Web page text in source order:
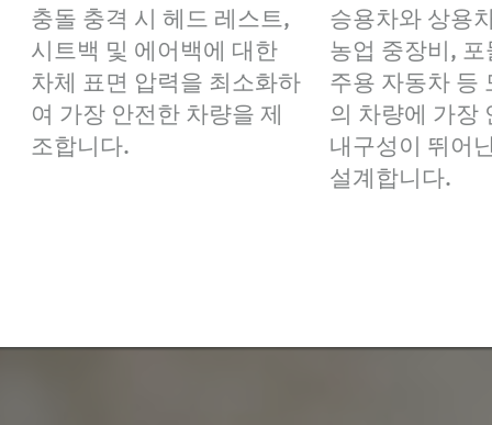
충돌 충격 시 헤드 레스트,
시트백 및 에어백에 대한
차체 표면 압력을 최소화하
여 가장 안전한 차량을 제
조합니다.
승용차와 상용
농업 중장비,
주용 자동차 등
의 차량에 가장
내구성이 뛰어
설계합니다.